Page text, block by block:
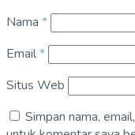
Nama *
Email*
Situs Web
Simpan nama,